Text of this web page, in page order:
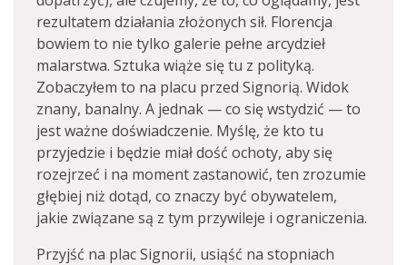
rezultatem działania złożonych sił. Florencja
bowiem to nie tylko galerie pełne arcydzieł
malarstwa. Sztuka wiąże się tu z polityką.
Zobaczyłem to na placu przed Signorią. Widok
znany, banalny. A jednak — co się wstydzić — to
jest ważne doświadczenie. Myślę, że kto tu
przyjedzie i będzie miał dość ochoty, aby się
rozejrzeć i na moment zastanowić, ten zrozumie
głębiej niż dotąd, co znaczy być obywatelem,
jakie związane są z tym przywileje i ograniczenia.
Przyjść na plac Signorii, usiąść na stopniach